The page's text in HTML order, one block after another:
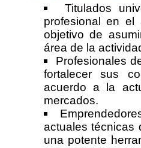
Titulados
profesional en
objetivo de
área de la
Profesionales
fortalecer sus
acuerdo a la
mercados.
actuales técnicas
una potente